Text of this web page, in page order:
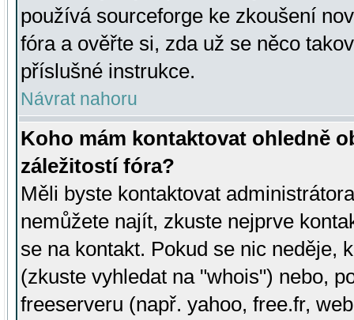
používá sourceforge ke zkoušení
fóra a ověřte si, zda už se něco
příslušné instrukce.
Návrat nahoru
Koho mám kontaktovat ohledně
záležitostí fóra?
Měli byste kontaktovat
nemůžete najít, zkuste nejprve
se na kontakt. Pokud se nic neděje,
(zkuste vyhledat na "whois") nebo,
freeserveru (např. yahoo, free.fr,